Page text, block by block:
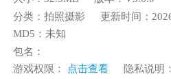
分类：拍照摄影
更新时间：
MD5：未知
包名：
游戏权限：
点击查看 隐私说明